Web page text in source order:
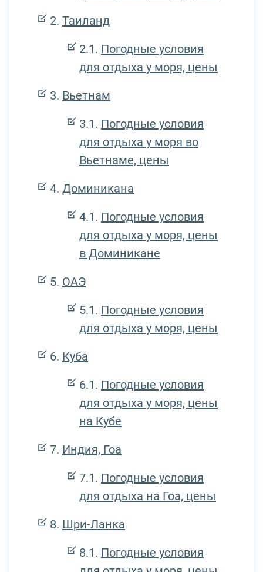
Таиланд
Погодные условия
для отдыха у моря, цены
Вьетнам
Погодные условия
для отдыха у моря во
Вьетнаме, цены
Доминикана
Погодные условия
для отдыха у моря, цены
в Доминикане
ОАЭ
Погодные условия
для отдыха у моря, цены
Куба
Погодные условия
для отдыха у моря, цены
на Кубе
Индия, Гоа
Погодные условия
для отдыха на Гоа, цены
Шри-Ланка
Погодные условия